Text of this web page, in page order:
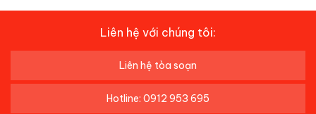
Liên hệ với chúng tôi:
Liên hệ tòa soạn
Hotline: 0912 953 695